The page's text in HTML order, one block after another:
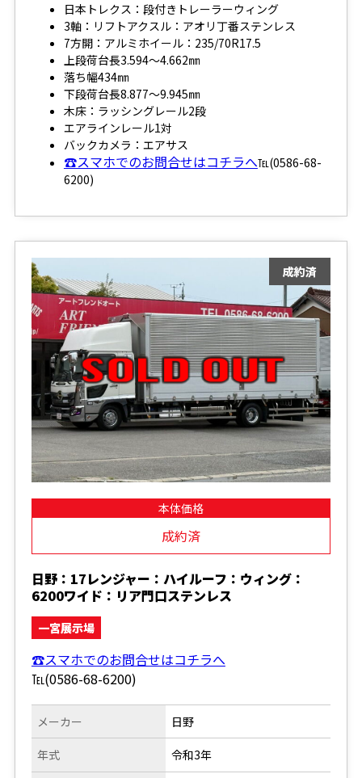
日本トレクス：段付きトレーラーウィング
3軸：リフトアクスル：アオリ丁番ステンレス
7方開：アルミホイール：235/70R17.5
上段荷台長3.594～4.662㎜
落ち幅434㎜
下段荷台長8.877～9.945㎜
木床：ラッシングレール2段
エアラインレール1対
バックカメラ：エアサス
☎スマホでのお問合せはコチラへ℡(0586-68-
6200)
本体価格
成約済
日野：17レンジャー：ハイルーフ：ウィング：
6200ワイド：リア門口ステンレス
一宮展示場
☎スマホでのお問合せはコチラへ
℡(0586-68-6200)
メーカー
年式
日野
令和3年